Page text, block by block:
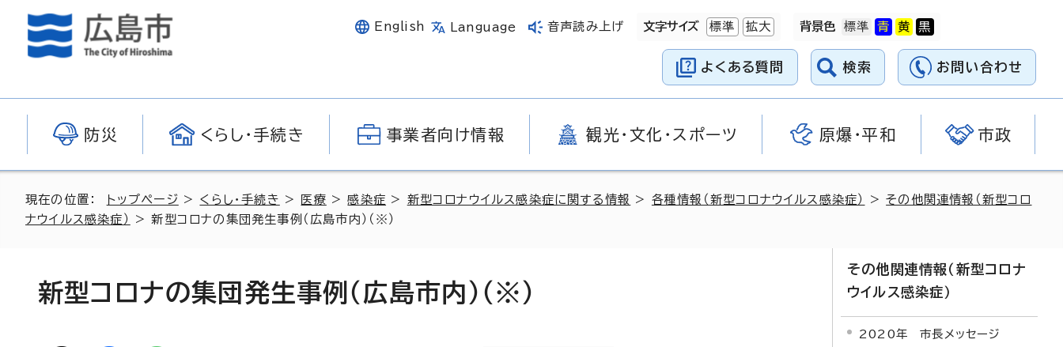
English Language 音声読み上げ 文字サイズ 標準 拡大 背景色
よくある質問 検索 お問い合わせ
防災 くらし・手続き 事業者向け情報 観光・文化・スポーツ 原爆・平和 市政
現在の位置： トップページ > くらし・手続き > 医療 >感染症 > 新型コロナウイルス感染症に関する情報 > 各種情報（新型コロナウイルス感染症） >その他関連情報（新型コロ
ナウイルス感染症）
> 新型コロナの集団発生事例（広島市内）（※）
新型コロナの集団発生事例（広島市内）（※）
その他関連情報（新型コロナ
ウイルス感染症）
2020年 市長メッセージ